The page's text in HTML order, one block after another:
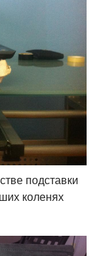
подставки
коленях